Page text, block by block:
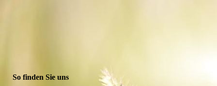
So finden Sie uns